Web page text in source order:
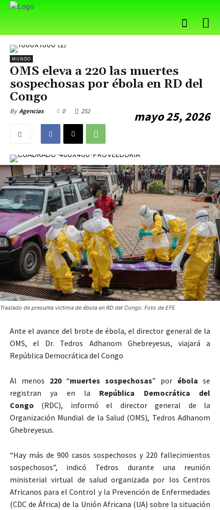
MUNDO
OMS eleva a 220 las muertes
sospechosas por ébola en RD del
Congo
By Agencias mayo 25, 2026
0 252
Traslado de presunta víctima de ébola en RD del Congo. Foto de EFE
Ante el avance del brote de ébola, el director general de la
OMS, el Dr. Tedros Adhanom Ghebreyesus, viajará a
República Democrática del Congo
Al menos 220“muertes sospechosas” por ébola se
registran ya en la República Democrática del
Congo (RDC), informó el director general de la
Organización Mundial de la Salud (OMS), Tedros Adhanom
Ghebreyesus.
“Hay más de 900 casos sospechosos y 220 fallecimientos
sospechosos”, indicó Tedros durante una reunión
ministerial virtual de salud organizada por los Centros
Africanos para el Control y la Prevención de Enfermedades
(CDC de África) de la Unión Africana (UA) sobre la situación